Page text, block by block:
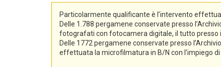
Particolarmente qualificante è l’intervento
Delle 1.788 pergamene conservate presso
fotografati con fotocamera digitale, il tutto presso
Delle 1772 pergamene conservate presso
effettuata la microfilmatura in B/N con l’impiego